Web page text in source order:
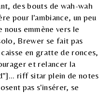
des bouts de wah-wah
pour l'ambiance, un peu
emmène vers le
Brewer se fait pas
en gratte de ronces,
et relancer la
riff sitar plein de notes
pas s'insérer, se